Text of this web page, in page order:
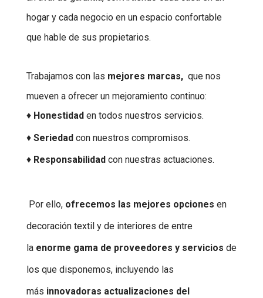
hogar y cada negocio en un espacio confortable
que hable de sus propietarios.
Trabajamos con las mejores marcas, que nos
mueven a ofrecer un mejoramiento continuo:
♦ Honestidad en todos nuestros servicios.
♦ Seriedad con nuestros compromisos.
♦ Responsabilidad con nuestras actuaciones.
Por ello, ofrecemos las mejores opciones en
decoración textil y de interiores de entre
la enorme gama de proveedores y servicios de
los que disponemos, incluyendo las
más innovadoras actualizaciones del